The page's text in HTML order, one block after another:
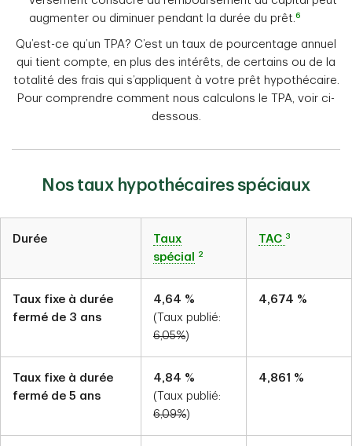
augmenter ou diminuer pendant la durée du prêt.6
Qu’est-ce qu’un TPA? C’est un taux de pourcentage annuel
qui tient compte, en plus des intérêts, de certains ou de la
totalité des frais qui s’appliquent à votre prêt hypothécaire.
Pour comprendre comment nous calculons le TPA, voir ci-
dessous.
Nos taux hypothécaires spéciaux
Durée
Taux
spécial
2
TAC 3
Taux fixe à durée
fermé de 3 ans
4,64 %
(Taux publié:
6,05%)
4,674 %
Taux fixe à durée
fermé de 5 ans
4,84 %
(Taux publié:
6,09%)
4,861 %